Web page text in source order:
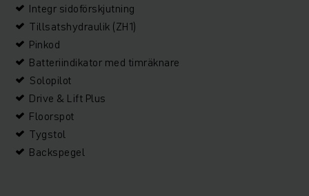
Integr sidoförskjutning
Tillsatshydraulik (ZH1)
Pinkod
Batteriindikator med timräknare
Solopilot
Drive & Lift Plus
Floorspot
Tygstol
Backspegel